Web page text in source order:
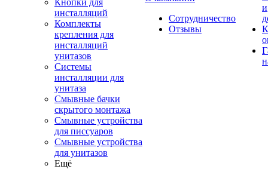
Кнопки для
инсталляций
Комплекты
крепления для
инсталляций
унитазов
Системы
инсталляции для
унитаза
Смывные бачки
скрытого монтажа
Смывные устройства
для писсуаров
Смывные устройства
для унитазов
Ещё
Сотрудничество
Отзывы
и